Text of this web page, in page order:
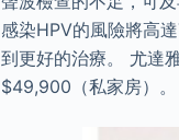
感染HPV的風險將高
到更好的治療。 尤達
$49,900（私家房）。